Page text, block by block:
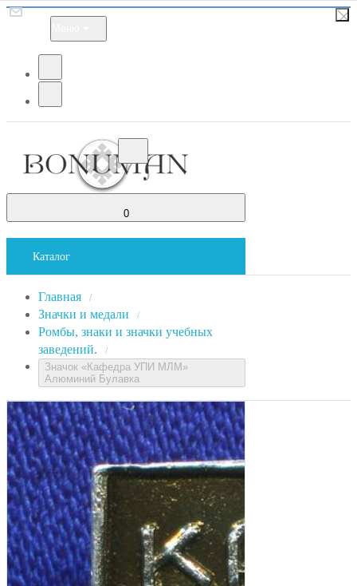
0
Каталог
Главная /
Значки и медали /
Ромбы, знаки и значки учебных
заведений.
/
Значок «Кафедра УПИ МЛМ»
Алюминий Булавка